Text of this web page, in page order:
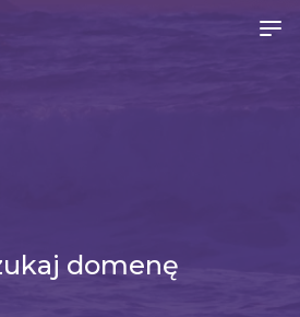
domenę